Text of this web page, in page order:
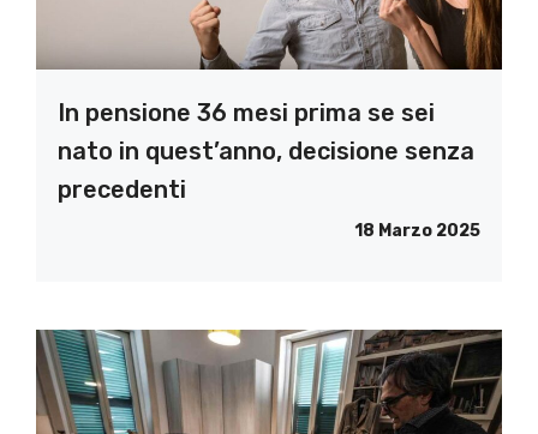
In pensione 36 mesi prima se sei
nato in quest’anno, decisione senza
precedenti
18 Marzo 2025